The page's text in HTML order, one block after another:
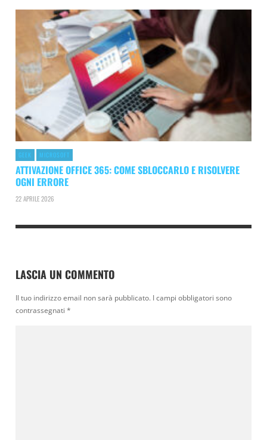
GEEK MICROSOFT
ATTIVAZIONE OFFICE 365: COME SBLOCCARLO E RISOLVERE
OGNI ERRORE
22 APRILE 2026
LASCIA UN COMMENTO
Il tuo indirizzo email non sarà pubblicato. I campi obbligatori sono
contrassegnati *